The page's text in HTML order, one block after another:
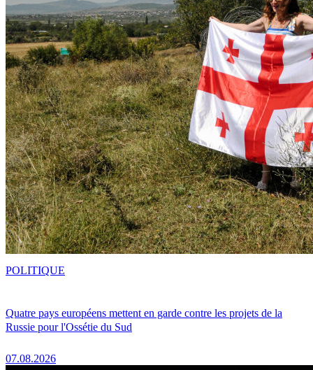
Quatre pays européens mettent en garde contre les projets de la
Russie pour l'Ossétie du Sud
07.08.2026
POLITIQUE